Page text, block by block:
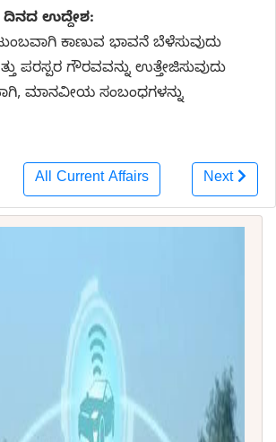
ದಿನದ ಉದ್ದೇಶ:
ಕಾಣುವ ಭಾವನೆ ಬೆಳೆಸುವುದು
ಪರಸ್ಪರ ಗೌರವವನ್ನು ಉತ್ತೇಜಿಸುವುದು
ಮಾನವೀಯ ಸಂಬಂಧಗಳನ್ನು
All Current Affairs Next